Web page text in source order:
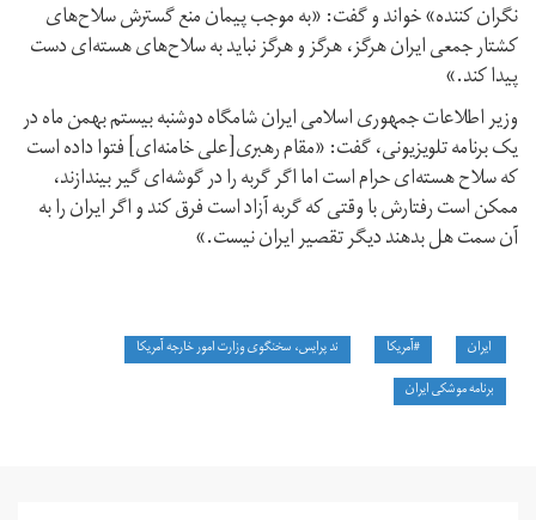
نگران کننده» خواند و گفت: «به موجب پیمان منع گسترش سلاح‌های
کشتار جمعی ایران هرگز، هرگز و هرگز نباید به سلاح‌های هسته‌ای دست
پیدا کند.»
وزیر اطلاعات جمهوری اسلامی ایران شامگاه دوشنبه بیستم بهمن ماه در
یک برنامه تلویزیونی، گفت: «مقام رهبری[علی خامنه‌ای] فتوا داده‌ است
که سلاح هسته‌ای حرام است اما اگر گربه را در گوشه‌ای گیر بیندازند،
ممکن است رفتارش با وقتی که گربه آزاد است فرق کند و اگر ایران را به
آن سمت هل بدهند دیگر تقصیر ایران نیست.»
ایران #آمریکا
ند پرایس، سخنگوی وزارت امور خارجه آمریکا
برنامه موشکی ایران